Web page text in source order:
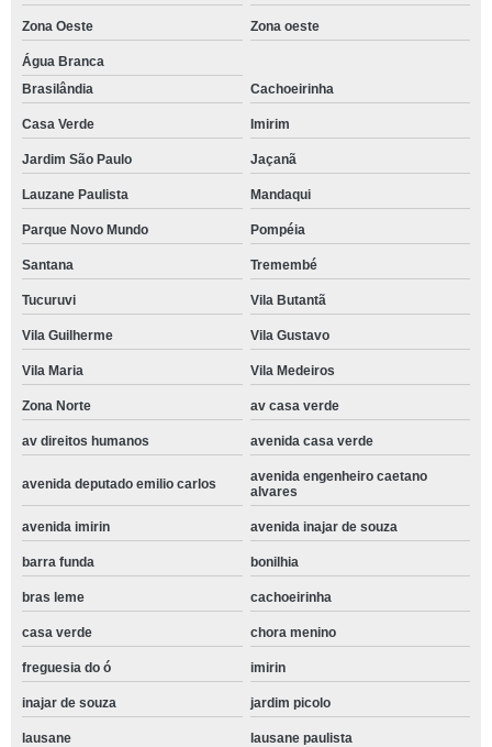
Zona Oeste Zona oeste
Água Branca
Brasilândia
Cachoeirinha
Casa Verde Imirim
Jardim São Paulo Jaçanã
Lauzane Paulista Mandaqui
Parque Novo Mundo Pompéia
Santana Tremembé
Tucuruvi Vila Butantã
Vila Guilherme Vila Gustavo
Vila Maria Vila Medeiros
Zona Norte av casa verde
av direitos humanos avenida casa verde
avenida deputado emilio carlos
avenida engenheiro caetano
alvares
avenida imirin avenida inajar de souza
barra funda bonilhia
bras leme cachoeirinha
casa verde chora menino
freguesia do ó imirin
inajar de souza jardim picolo
lausane lausane paulista